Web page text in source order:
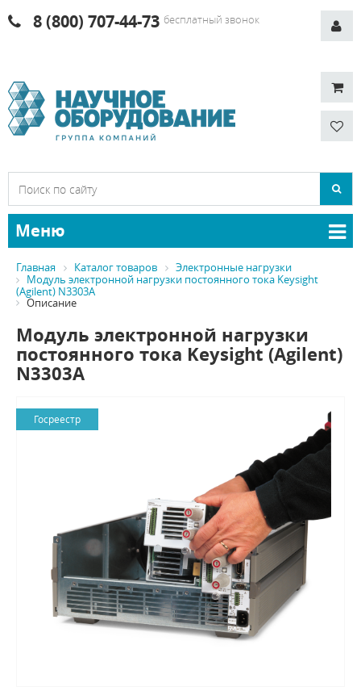
8 (800) 707-44-73 бесплатный звонок
Меню
Главная Каталог товаров
Электронные нагрузки
Модуль электронной нагрузки постоянного тока Keysight
(Agilent) N3303A
Описание
Модуль электронной нагрузки
постоянного тока Keysight (Agilent)
N3303A
Госреестр